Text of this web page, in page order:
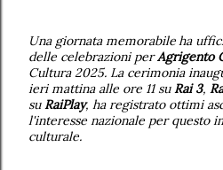
Una giornata memorabile ha
delle celebrazioni perAgrigento
Cultura 2025. La cerimonia
ieri mattina alle ore 11 suRai 3,
suRaiPlay, ha registrato ottimi
l'interesse nazionale per questo
culturale.